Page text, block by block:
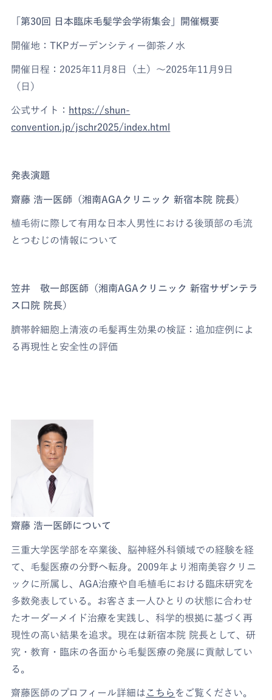
「第30回 日本臨床毛髪学会学術集会」開催概要
開催地：TKPガーデンシティー御茶ノ水
開催日程：2025年11月8日（土）～2025年11月9日
（日）
公式サイト： https://shun-
convention.jp/jschr2025/index.html
発表演題
齋藤 浩一医師（湘南AGAクリニック 新宿本院 院長）
植毛術に際して有用な日本人男性における後頭部の毛流
とつむじの情報について
笠井 敬一郎医師（湘南AGAクリニック 新宿サザンテラ
ス口院 院長）
臍帯幹細胞上清液の毛髪再生効果の検証：追加症例によ
る再現性と安全性の評価
齋藤 浩一医師について
三重大学医学部を卒業後、脳神経外科領域での経験を経
て、毛髪医療の分野へ転身。2009年より湘南美容クリニ
ックに所属し、AGA治療や自毛植毛における臨床研究を
多数発表している。お客さま一人ひとりの状態に合わせ
たオーダーメイド治療を実践し、科学的根拠に基づく再
現性の高い結果を追求。現在は新宿本院 院長として、研
究・教育・臨床の各面から毛髪医療の発展に貢献してい
る。
齋藤医師のプロフィール詳細は こちら をご覧ください。